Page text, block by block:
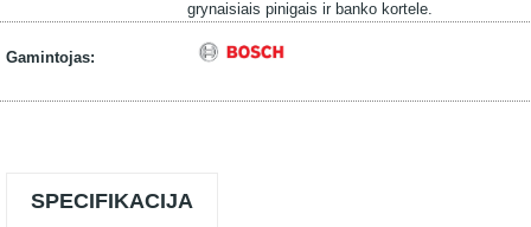
grynaisiais pinigais ir banko kortele.
Gamintojas:
SPECIFIKACIJA